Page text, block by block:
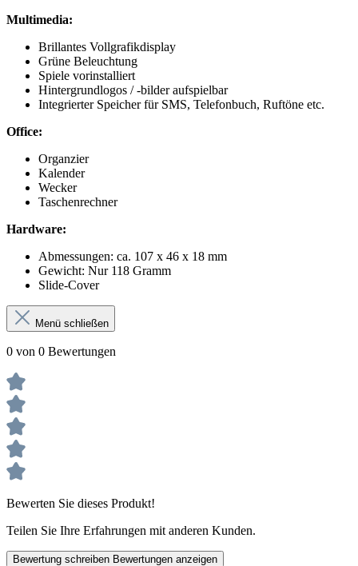
Multimedia:
Brillantes Vollgrafikdisplay
Grüne Beleuchtung
Spiele vorinstalliert
Hintergrundlogos / -bilder aufspielbar
Integrierter Speicher für SMS, Telefonbuch, Ruftöne etc.
Office:
Organzier
Kalender
Wecker
Taschenrechner
Hardware:
Abmessungen: ca. 107 x 46 x 18 mm
Gewicht: Nur 118 Gramm
Slide-Cover
Menü schließen
0 von 0 Bewertungen
Bewerten Sie dieses Produkt!
Teilen Sie Ihre Erfahrungen mit anderen Kunden.
Bewertung schreiben Bewertungen anzeigen